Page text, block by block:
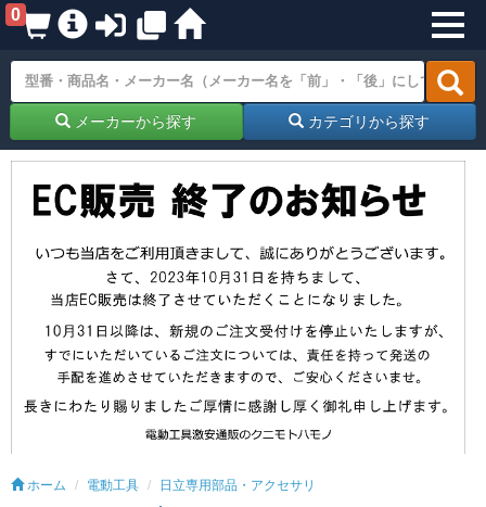
0
メーカーから探す カテゴリから探す
ホーム 電動工具 日立専用部品・アクセサリ